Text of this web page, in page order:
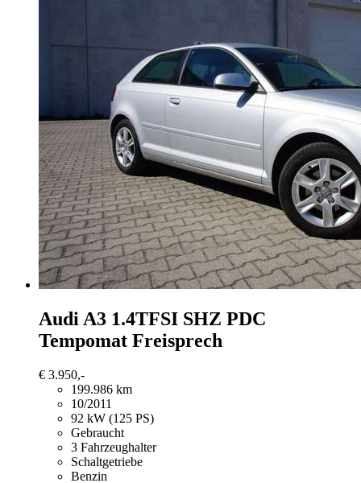
Audi A3 1.4TFSI SHZ PDC
Tempomat Freisprech
€ 3.950,-
199.986 km
10/2011
92 kW (125 PS)
Gebraucht
3 Fahrzeughalter
Schaltgetriebe
Benzin